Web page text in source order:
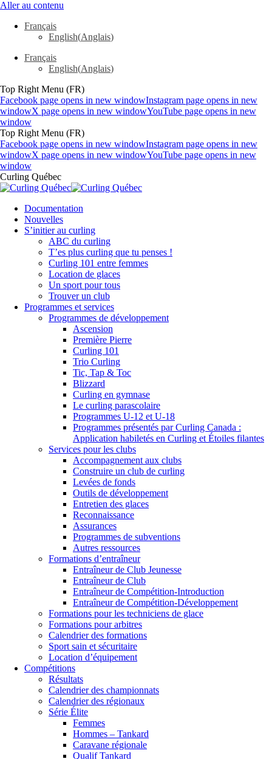
Aller au contenu
Français
English(Anglais)
Français
English(Anglais)
Top Right Menu (FR)
Facebook page opens in new windowInstagram page opens in new
windowX page opens in new windowYouTube page opens in new
window
Top Right Menu (FR)
Facebook page opens in new windowInstagram page opens in new
windowX page opens in new windowYouTube page opens in new
window
Curling Québec
Documentation
Nouvelles
S’initier au curling
ABC du curling
T’es plus curling que tu penses !
Curling 101 entre femmes
Location de glaces
Un sport pour tous
Trouver un club
Programmes et services
Programmes de développement
Ascension
Première Pierre
Curling 101
Trio Curling
Tic, Tap & Toc
Blizzard
Curling en gymnase
Le curling parascolaire
Programmes U-12 et U-18
Programmes présentés par Curling Canada :
Application habiletés en Curling et Étoiles filantes
Services pour les clubs
Accompagnement aux clubs
Construire un club de curling
Levées de fonds
Outils de développement
Entretien des glaces
Reconnaissance
Assurances
Programmes de subventions
Autres ressources
Formations d’entraîneur
Entraîneur de Club Jeunesse
Entraîneur de Club
Entraîneur de Compétition-Introduction
Entraîneur de Compétition-Développement
Formations pour les techniciens de glace
Formations pour arbitres
Calendrier des formations
Sport sain et sécuritaire
Location d’équipement
Compétitions
Résultats
Calendrier des championnats
Calendrier des régionaux
Série Élite
Femmes
Hommes – Tankard
Caravane régionale
Qualif Tankard